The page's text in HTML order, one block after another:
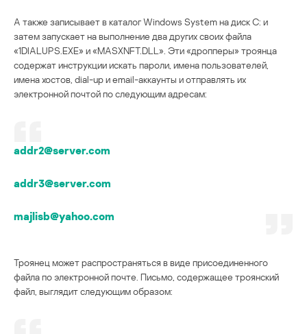
А также записывает в каталог Windows System на диск C: и
затем запускает на выполнение два других своих файла
«1DIALUPS.EXE» и «MASXNFT.DLL». Эти «дропперы» троянца
содержат инструкции искать пароли, имена пользователей,
имена хостов, dial-up и email-аккаунты и отправлять их
электронной почтой по следующим адресам:
addr2@server.com
addr3@server.com
majlisb@yahoo.com
Троянец может распространяться в виде присоединенного
файла по электронной почте. Письмо, содержащее троянский
файл, выглядит следующим образом: